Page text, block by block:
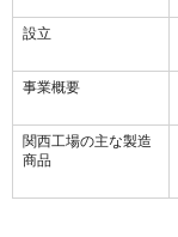
設立
事業概要
関西工場の主な製造
商品